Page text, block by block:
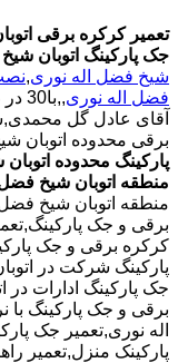
تعمیر کرکره برقی
جک پارکینگ اتوبان
شیخ فضل اله نوری,
فضل اله نوری
آقای عادل گل
برقی محدوده اتوبان
پارکینگ محدوده
منطقه اتوبان شیخ
منطقه اتوبان شیخ
برقی و جک
کرکره برقی و جک
پارکینگ شرکت در
جک پارکینگ ادارات در
برقی و جک پارکینگ با
اله نوری,تعمیر جک
پارکینک منزل,تعمیر